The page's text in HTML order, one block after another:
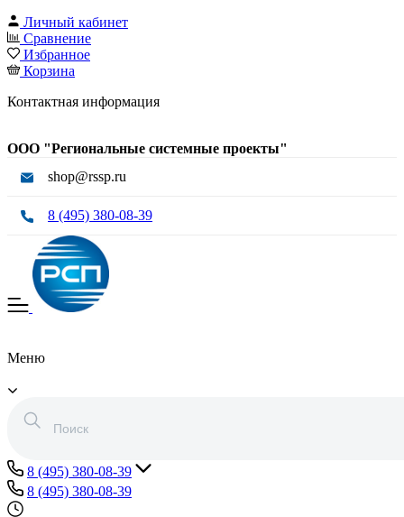
Личный кабинет
Сравнение
Избранное
Корзина
Контактная информация
ООО "Региональные системные проекты"
shop@rssp.ru
8 (495) 380-08-39
Меню
8 (495) 380-08-39
8 (495) 380-08-39